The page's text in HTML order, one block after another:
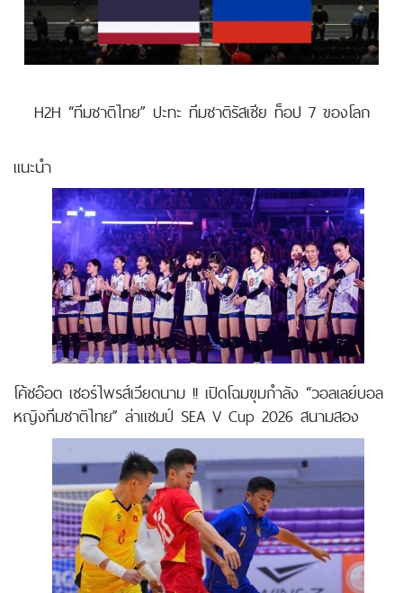
H2H “ทีมชาติไทย” ปะทะ ทีมชาติรัสเซีย ท็อป 7 ของโลก
แนะนำ
โค้ชอ๊อต เซอร์ไพรส์เวียดนาม !! เปิดโฉมขุมกำลัง “วอลเลย์บอล
หญิงทีมชาติไทย” ล่าแชมป์ SEA V Cup 2026 สนามสอง